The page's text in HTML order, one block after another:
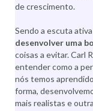
de crescimento.
Sendo a escuta
desenvolver uma
coisas a evitar. Carl
entender como a
nós temos
forma,
mais realistas e